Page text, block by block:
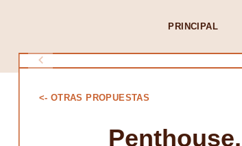
PRINCIPAL
<- OTRAS PROPUESTAS